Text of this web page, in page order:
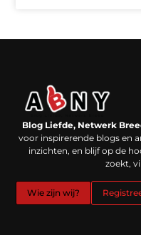
Blog Liefde, Netwerk
voor inspirerende blogs en
inzichten, en blijf op de
zoekt,
Wie zijn wij?